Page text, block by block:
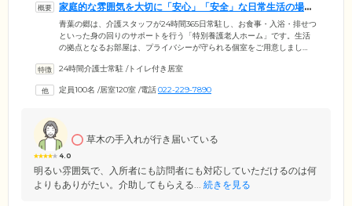
家庭的な雰囲気を大切に「安心」「安全」な日常生活の場を
ご提供します
青葉の郷は、介護スタッフが24時間365日常駐し、お食事・入浴・排せつ
といった身の回りのサポートを行う「特別養護老人ホーム」です。生活
の拠点となるお部屋は、プライバシーが守られる個室をご用意しまし
我が家のように快適にお過ごしいただけます。お食事は、おいしさはも
入居者様とのおしゃべりに花を咲かせながら、和気あいあいとした時間
24時間介護士常駐 /トイレ付き居室
定員100名 /居室120室 /電話022-229-7890
4.0
草木の手入れが行き届いている
明るい雰囲気で、入所者にも訪問者にも対応していただけるのは何
よりもありがたい。介助してもらえる... 続きを見る